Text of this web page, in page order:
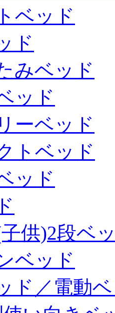
ベッド
ド
みベッド
ッド
ーベッド
トベッド
ッド
供)2段ベ
ベッド
ド／電動